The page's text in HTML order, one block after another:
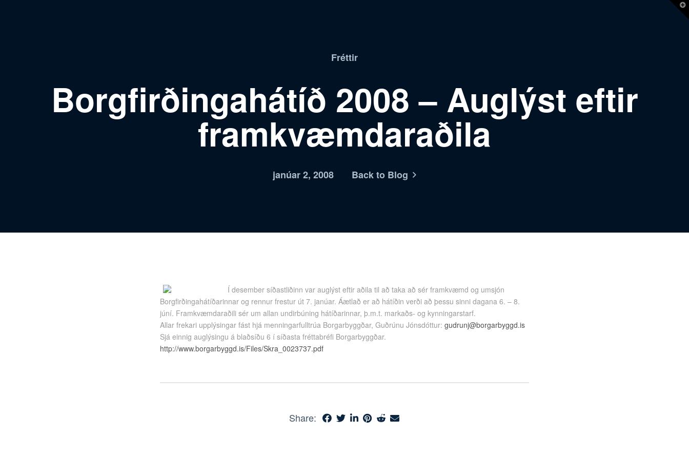
Fréttir
Borgfirðingahátíð 2008 – Auglýst eftir
framkvæmdaraðila
janúar 2, 2008 Back to Blog
Í desember síðastliðinn var auglýst eftir aðila til að taka að sér framkvæmd og umsjón
Borgfirðingahátíðarinnar og rennur frestur út 7. janúar. Áætlað er að hátíðin verði að þessu sinni dagana 6. – 8.
júní. Framkvæmdaraðili sér um allan undirbúning hátíðarinnar, þ.m.t. markaðs- og kynningarstarf.
Allar frekari upplýsingar fást hjá menningarfulltrúa Borgarbyggðar, Guðrúnu Jónsdóttur: gudrunj@borgarbyggd.is
Sjá einnig auglýsingu á blaðsíðu 6 í síðasta fréttabréfi Borgarbyggðar.
http://www.borgarbyggd.is/Files/Skra_0023737.pdf
Share: